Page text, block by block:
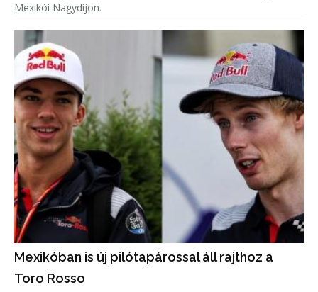
Mexikói Nagydíjon.
Mexikóban is új pilótapárossal áll rajthoz a
Toro Rosso